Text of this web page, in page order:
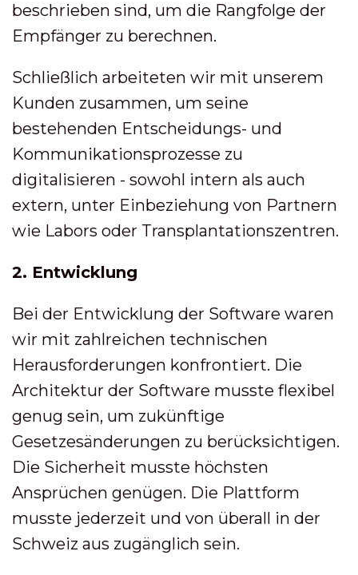
beschrieben sind, um die Rangfolge der
Empfänger zu berechnen.
Schließlich arbeiteten wir mit unserem
Kunden zusammen, um seine
bestehenden Entscheidungs- und
Kommunikationsprozesse zu
digitalisieren - sowohl intern als auch
extern, unter Einbeziehung von Partnern
wie Labors oder Transplantationszentren.
2. Entwicklung
Bei der Entwicklung der Software waren
wir mit zahlreichen technischen
Herausforderungen konfrontiert. Die
Architektur der Software musste flexibel
genug sein, um zukünftige
Gesetzesänderungen zu berücksichtigen.
Die Sicherheit musste höchsten
Ansprüchen genügen. Die Plattform
musste jederzeit und von überall in der
Schweiz aus zugänglich sein.